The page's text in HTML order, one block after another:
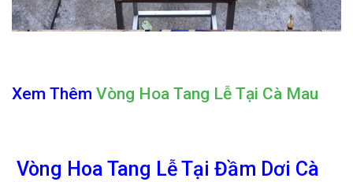
Xem Thêm Vòng Hoa Tang Lễ Tại Cà Mau
Vòng Hoa Tang Lễ Tại Đầm Dơi Cà